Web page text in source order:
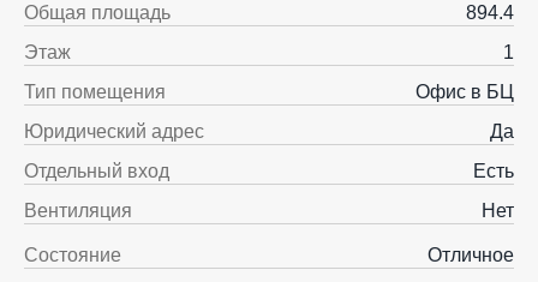
Общая площадь
894.4
Этаж
1
Тип помещения
Офис в БЦ
Юридический адрес
Да
Отдельный вход
Есть
Вентиляция
Нет
Состояние
Отличное